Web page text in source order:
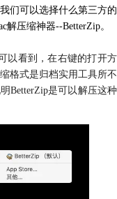
们可以选择什么第三方的
压缩神器--BetterZip。
以看到，在右键的打开方
格式是归档实用工具所不
BetterZip是可以解压这种